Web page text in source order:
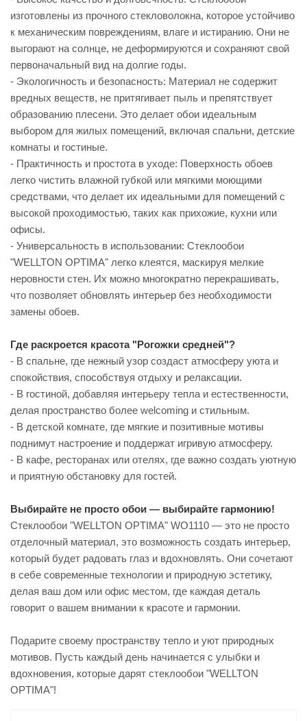
изготовлены из прочного стекловолокна, которое устойчиво
к механическим повреждениям, влаге и истиранию. Они не
выгорают на солнце, не деформируются и сохраняют свой
первоначальный вид на долгие годы.
- Экологичность и безопасность: Материал не содержит
вредных веществ, не притягивает пыль и препятствует
образованию плесени. Это делает обои идеальным
выбором для жилых помещений, включая спальни, детские
комнаты и гостиные.
- Практичность и простота в уходе: Поверхность обоев
легко чистить влажной губкой или мягкими моющими
средствами, что делает их идеальными для помещений с
высокой проходимостью, таких как прихожие, кухни или
офисы.
- Универсальность в использовании: Стеклообои
"WELLTON OPTIMA" легко клеятся, маскируя мелкие
неровности стен. Их можно многократно перекрашивать,
что позволяет обновлять интерьер без необходимости
замены обоев.
Где раскроется красота "Рогожки средней"?
- В спальне, где нежный узор создаст атмосферу уюта и
спокойствия, способствуя отдыху и релаксации.
- В гостиной, добавляя интерьеру тепла и естественности,
делая пространство более welcoming и стильным.
- В детской комнате, где мягкие и позитивные мотивы
поднимут настроение и поддержат игривую атмосферу.
- В кафе, ресторанах или отелях, где важно создать уютную
и приятную обстановку для гостей.
Выбирайте не просто обои — выбирайте гармонию!
Стеклообои "WELLTON OPTIMA" WO1110 — это не просто
отделочный материал, это возможность создать интерьер,
который будет радовать глаз и вдохновлять. Они сочетают
в себе современные технологии и природную эстетику,
делая ваш дом или офис местом, где каждая деталь
говорит о вашем внимании к красоте и гармонии.
Подарите своему пространству тепло и уют природных
мотивов. Пусть каждый день начинается с улыбки и
вдохновения, которые дарят стеклообои "WELLTON
OPTIMA"!